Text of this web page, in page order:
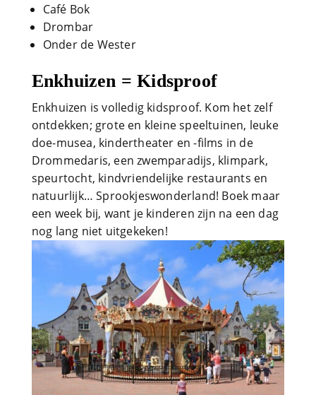
Café Bok
Drombar
Onder de Wester
Enkhuizen = Kidsproof
Enkhuizen is volledig kidsproof. Kom het zelf
ontdekken; grote en kleine speeltuinen, leuke
doe-musea, kindertheater en -films in de
Drommedaris, een zwemparadijs, klimpark,
speurtocht, kindvriendelijke restaurants en
natuurlijk… Sprookjeswonderland! Boek maar
een week bij, want je kinderen zijn na een dag
nog lang niet uitgekeken!